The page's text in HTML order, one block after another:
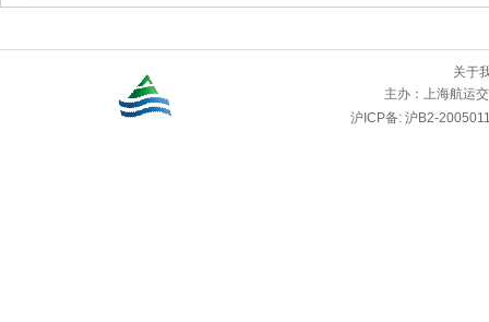
关于
主办： 上海航运
沪ICP备: 沪B2-